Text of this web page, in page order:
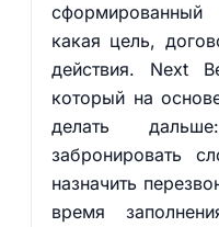
какая цель,
действия. Next
который на
делать
забронировать
назначить
время